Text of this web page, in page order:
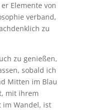
Elemente von
verband,
zu
zu genießen,
sobald ich
Mitten im Blau
mit ihrem
im Wandel, ist